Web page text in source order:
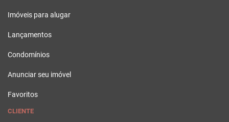
Imóveis para alugar
Lançamentos
Condomínios
Anunciar seu imóvel
Favoritos
CLIENTE